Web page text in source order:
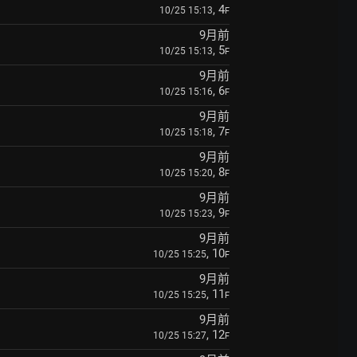
10/25 15:13, 4F
9月前
10/25 15:13, 5F
9月前
10/25 15:16, 6F
9月前
10/25 15:18, 7F
9月前
10/25 15:20, 8F
9月前
10/25 15:23, 9F
9月前
10/25 15:25, 10F
9月前
10/25 15:25, 11 F
9月前
10/25 15:27, 12F